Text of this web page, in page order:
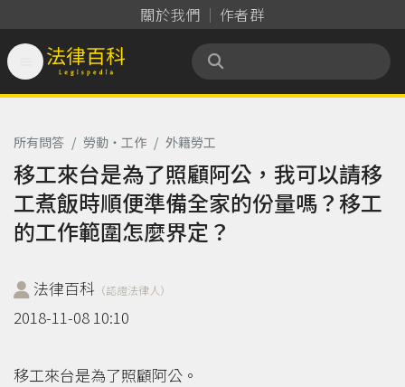
關於我們 作者群
法律百科 Legispedia
所有問答 / 勞動‧工作 / 外籍勞工
移工來台是為了照顧阿公，我可以請移
工煮飯時順便準備全家的份量嗎？移工
的工作範圍怎麼界定？
法律百科 （認證法律人）
2018-11-08 10:10
移工來台是為了照顧阿公。